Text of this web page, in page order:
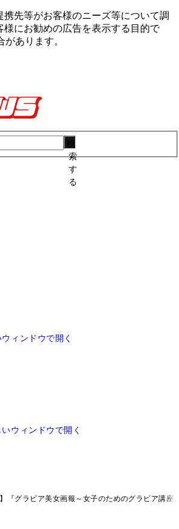
携先等がお客様のニーズ等について調
様にお勧めの広告を表⽰する⽬的で
があります。
索
す
る
ィンドウで開く
いウィンドウで開く
『グラビア美女画報～女子のためのグラビア講